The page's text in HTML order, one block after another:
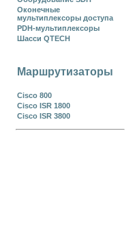
Оконечные
мультиплексоры доступа
PDH-мультиплексоры
Шасси QTECH
Маршрутизаторы
Cisco 800
Cisco ISR 1800
Cisco ISR 3800